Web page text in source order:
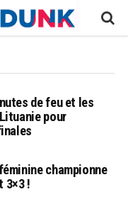
de feu et les
pour
championne
3×3 !